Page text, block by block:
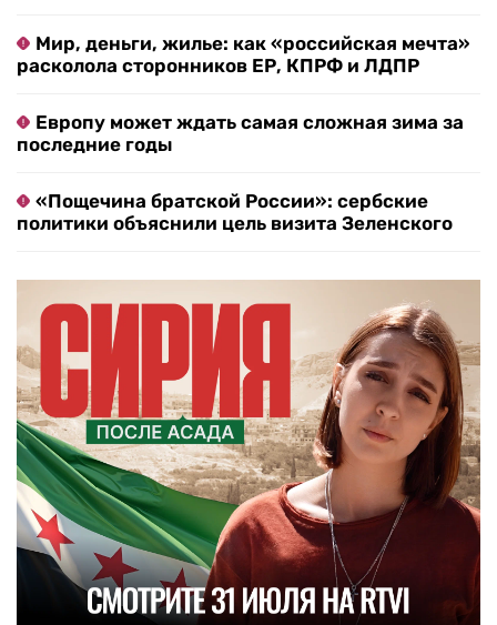
Мир, деньги, жилье: как «российская мечта»
расколола сторонников ЕР, КПРФ и ЛДПР
Европу может ждать самая сложная зима за
последние годы
«Пощечина братской России»: сербские
политики объяснили цель визита Зеленского